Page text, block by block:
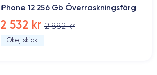
iPhone 12 256 Gb Överraskningsfärg
2 532 kr 2 882 kr
Okej skick